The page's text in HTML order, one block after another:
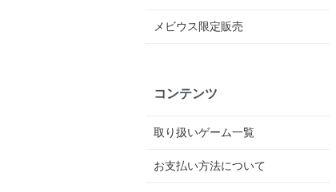
メビウス限定販売
コンテンツ
取り扱いゲーム一覧
お支払い方法について